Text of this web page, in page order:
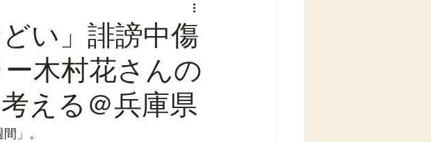
い」誹謗中傷
木村花さんの
える＠兵庫県
」。